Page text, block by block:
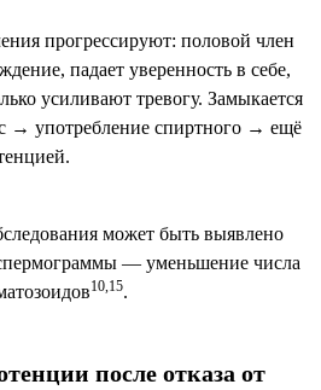
прогрессируют: половой член
падает уверенность в себе,
усиливают тревогу. Замыкается
→ употребление спиртного → ещё
может быть выявлено
— уменьшение числа
10,15.
после отказа от